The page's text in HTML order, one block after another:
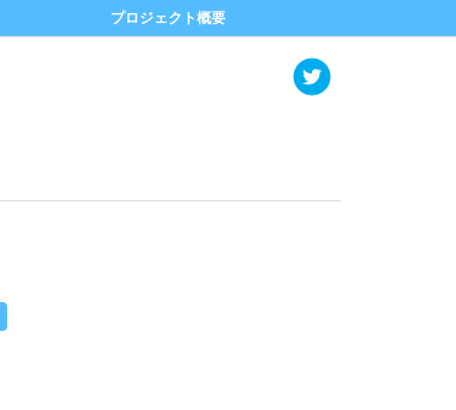
プロジェクト概要